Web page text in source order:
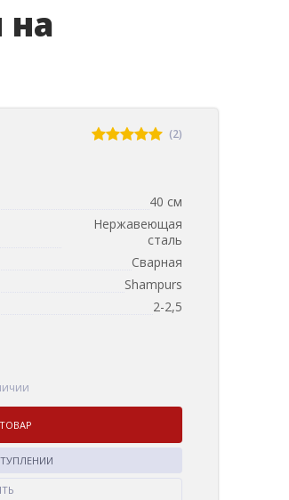
(2)
40 см
Нержавеющая
сталь
Сварная
Shampurs
2-2,5